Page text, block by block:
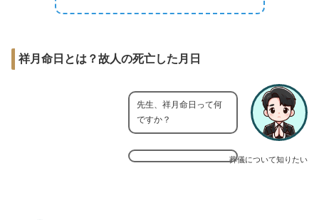
祥月命日とは？故人の死亡した月日
葬儀について知りたい
先生、祥月命日って何
ですか？